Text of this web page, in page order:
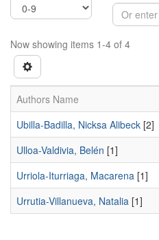
Now showing items 1-4 of 4
Authors Name
Ubilla-Badilla, Nicksa Alibeck [2]
Ulloa-Valdivia, Belén [1]
Urriola-Iturriaga, Macarena [1]
Urrutia-Villanueva, Natalia [1]